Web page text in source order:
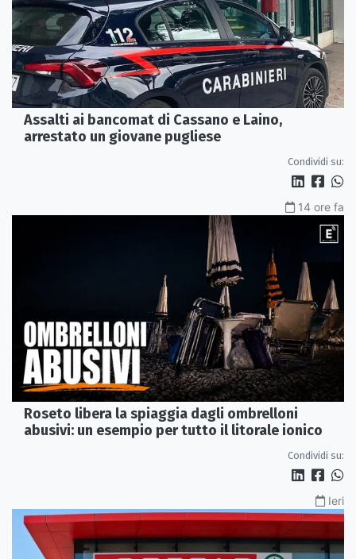
Assalti ai bancomat di Cassano e Laino,
arrestato un giovane pugliese
Condividi su:
14 ore fa
Roseto libera la spiaggia dagli ombrelloni
abusivi: un esempio per tutto il litorale ionico
Condividi su:
Ieri